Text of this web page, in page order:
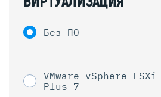
Без ПО
VMware vSphere
Plus 7